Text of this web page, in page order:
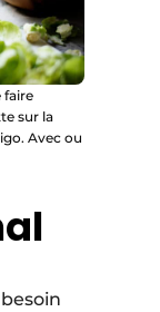
faire
sur la
Avec ou